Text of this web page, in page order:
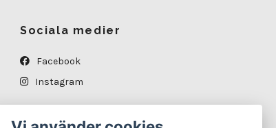
Sociala medier
Facebook
Instagram